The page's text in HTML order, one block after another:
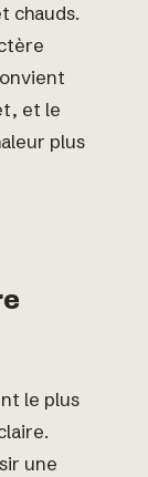
chauds.
et le
plus
le plus
une